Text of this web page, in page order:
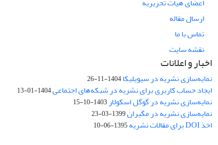
ارسال مقاله
تماس با ما
نقشه سایت
اخبار و اعلانات
نمایه‌سازی نشریه در سیویلیکا1404-11-26
ایجاد حساب کاربری برای نشریه در شبکه‌های اجتماعی1404-01-13
نمایه‌سازی نشریه در گوگل اسکولار 1403-10-15
نمایه‌سازی نشریه در مگیران1399-03-23
اخذ DOI برای مقالات نشریه 1395-06-10